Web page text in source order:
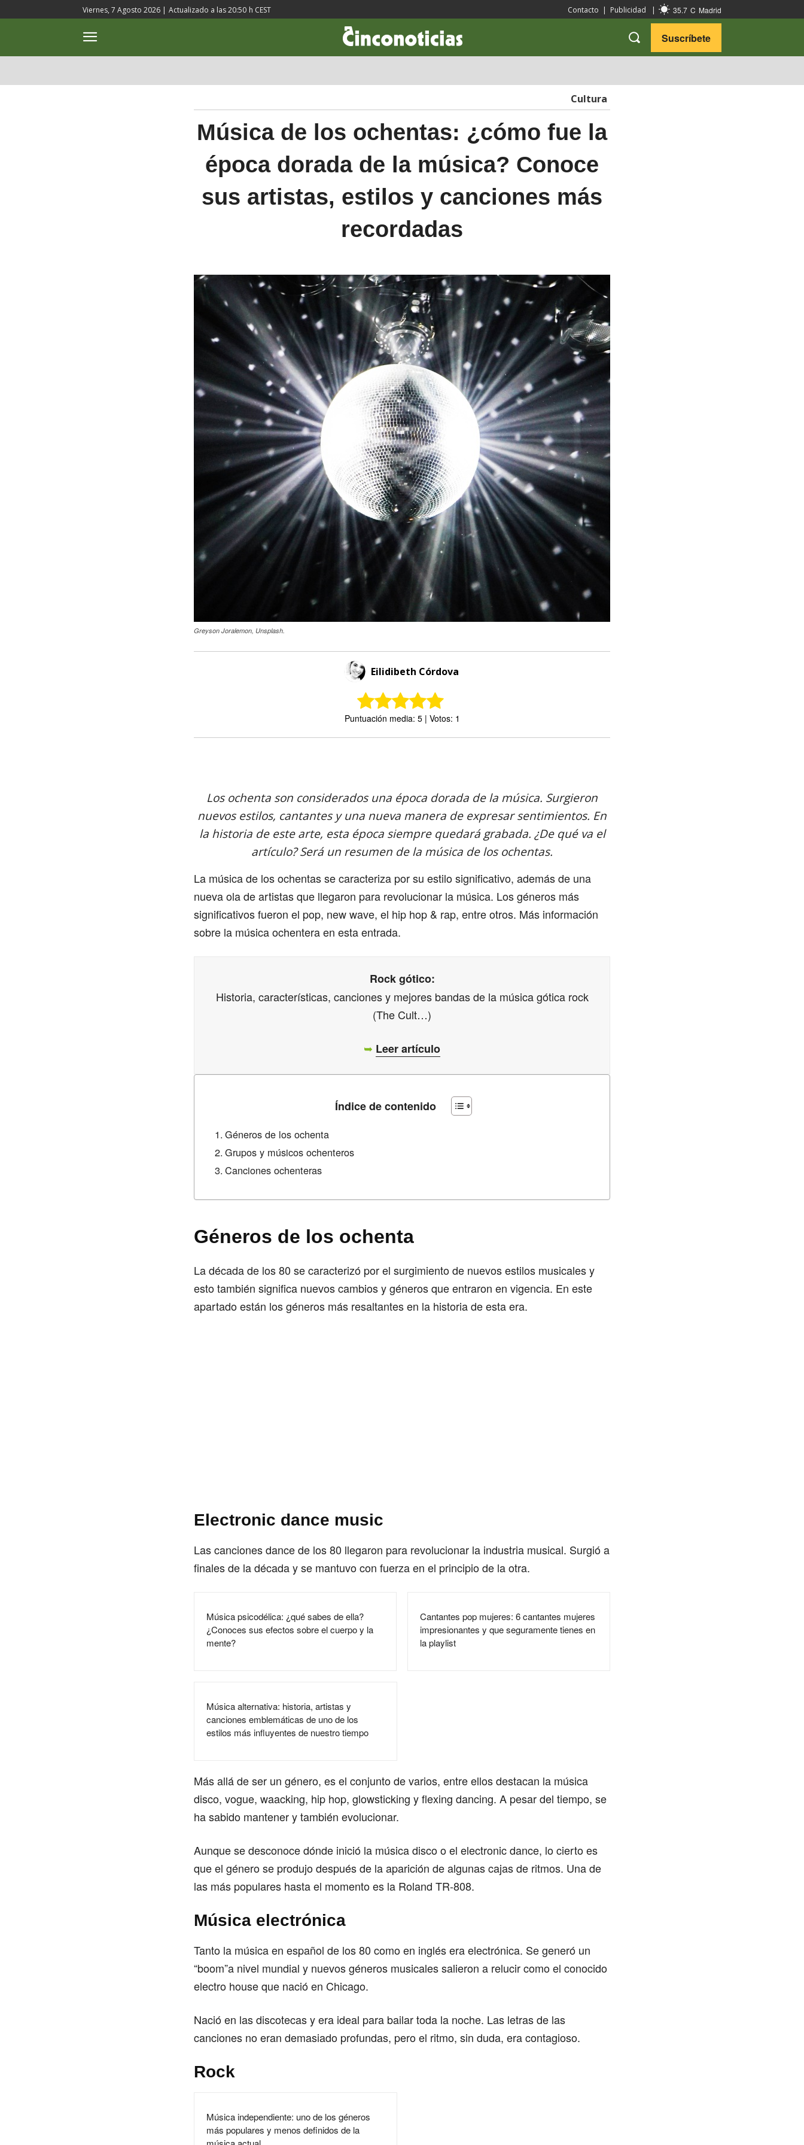
Viernes, 7 Agosto 2026 | Actualizado a las20:50 h CEST Contacto | Publicidad | 35.7 C Madrid
Suscríbete
Cultura
Música de los ochentas: ¿cómo fue la
época dorada de la música? Conoce
sus artistas, estilos y canciones más
recordadas
Greyson Joralemon, Unsplash.
Eilidibeth Córdova
Puntuación media: 5 | Votos: 1
Los ochenta son considerados una época dorada de la música. Surgieron
nuevos estilos, cantantes y una nueva manera de expresar sentimientos. En
la historia de este arte, esta época siempre quedará grabada. ¿De qué va el
artículo? Será un resumen de la música de los ochentas.
La música de los ochentas se caracteriza por su estilo significativo, además de una
nueva ola de artistas que llegaron para revolucionar la música. Los géneros más
significativos fueron el pop, new wave, el hip hop & rap, entre otros. Más información
sobre la música ochentera en esta entrada.
Rock gótico:
Historia, características, canciones y mejores bandas de la música gótica rock
(The Cult…)
➥ Leer artículo
Índice de contenido
Géneros de los ochenta
Grupos y músicos ochenteros
Canciones ochenteras
Géneros de los ochenta
La década de los 80 se caracterizó por el surgimiento de nuevos estilos musicales y
esto también significa nuevos cambios y géneros que entraron en vigencia. En este
apartado están los géneros más resaltantes en la historia de esta era.
Electronic dance music
Las canciones dance de los 80 llegaron para revolucionar la industria musical. Surgió a
finales de la década y se mantuvo con fuerza en el principio de la otra.
Música psicodélica: ¿qué sabes de ella?
¿Conoces sus efectos sobre el cuerpo y la
mente?
Cantantes pop mujeres: 6 cantantes mujeres
impresionantes y que seguramente tienes en
la playlist
Música alternativa: historia, artistas y
canciones emblemáticas de uno de los
estilos más influyentes de nuestro tiempo
Más allá de ser un género, es el conjunto de varios, entre ellos destacan la música
disco, vogue, waacking, hip hop, glowsticking y flexing dancing. A pesar del tiempo, se
ha sabido mantener y también evolucionar.
Aunque se desconoce dónde inició la música disco o el electronic dance, lo cierto es
que el género se produjo después de la aparición de algunas cajas de ritmos. Una de
las más populares hasta el momento es la Roland TR-808.
Música electrónica
Tanto la música en español de los 80 como en inglés era electrónica. Se generó un
“boom”a nivel mundial y nuevos géneros musicales salieron a relucir como el conocido
electro house que nació en Chicago.
Nació en las discotecas y era ideal para bailar toda la noche. Las letras de las
canciones no eran demasiado profundas, pero el ritmo, sin duda, era contagioso.
Rock
Música independiente: uno de los géneros
más populares y menos definidos de la